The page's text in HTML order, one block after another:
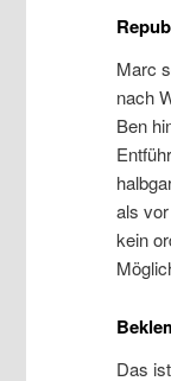
Marc
nach
Ben
als
kein
Das